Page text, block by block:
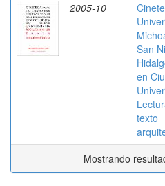
2005-10
San
en
texto
Mostrando